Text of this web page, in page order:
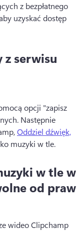
z bezpłatnego
uzyskać dostęp
serwisu
opcji "zapisz
Następnie
Oddziel dźwięk,
muzyki w tle.
w tle w
od praw
wideo Clipchamp